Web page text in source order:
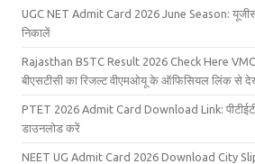
UGC NET Admit Card 2026 June Season:
निकालें
Rajasthan BSTC Result 2026 Check Here
बीएसटीसी का रिजल्ट वीएमओयू के ऑफिसियल लिंक से
PTET 2026 Admit Card Download Link: पीटीईटी
डाउनलोड करें
NEET UG Admit Card 2026 Download City Slip: